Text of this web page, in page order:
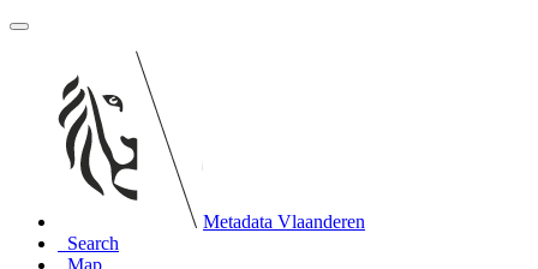
Metadata Vlaanderen
Search
Map